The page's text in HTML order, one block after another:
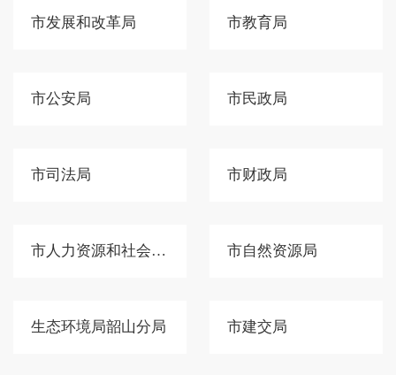
市发展和改革局 市教育局
市公安局 市民政局
市司法局 市财政局
市人力资源和社会保障局 市自然资源局
生态环境局韶山分局 市建交局